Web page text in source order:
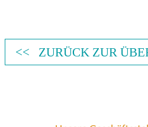
<< ZURÜCK ZUR